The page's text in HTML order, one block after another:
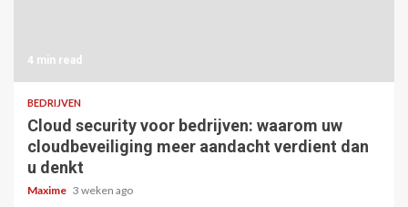
4 min read
BEDRIJVEN
Cloud security voor bedrijven: waarom uw
cloudbeveiliging meer aandacht verdient dan
u denkt
Maxime 3 weken ago